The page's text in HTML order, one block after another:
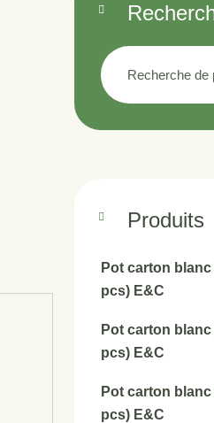
Recherche
pour :
Produits
Pot carton
pcs) E&C
Pot carton
pcs) E&C
Pot carton
pcs) E&C